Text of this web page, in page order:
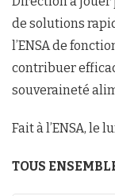
de solutions
l’ENSA de
contribuer
souveraineté
Fait à l’ENSA, le
TOUS